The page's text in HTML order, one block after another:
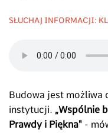
SŁUCHAJ INFORMACJI:
Budowa jest możliwa
instytucji. „Wspólnie
Prawdy i Piękna" -